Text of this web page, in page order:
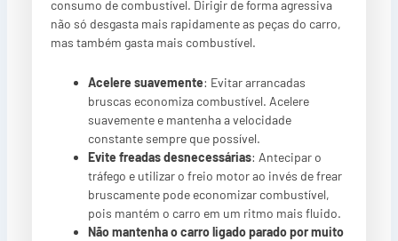
consumo de combustível. Dirigir de forma agressiva
não só desgasta mais rapidamente as peças do carro,
mas também gasta mais combustível.
Acelere suavemente: Evitar arrancadas
bruscas economiza combustível. Acelere
suavemente e mantenha a velocidade
constante sempre que possível.
Evite freadas desnecessárias: Antecipar o
tráfego e utilizar o freio motor ao invés de frear
bruscamente pode economizar combustível,
pois mantém o carro em um ritmo mais fluido.
Não mantenha o carro ligado parado por muito